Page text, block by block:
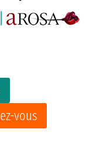
vous